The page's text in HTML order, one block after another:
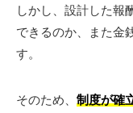
しかし、設計した報
できるのか、また金
す。
そのため、 制度が確